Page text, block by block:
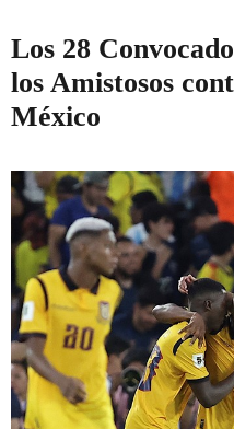
Los 28
los Amistosos
México